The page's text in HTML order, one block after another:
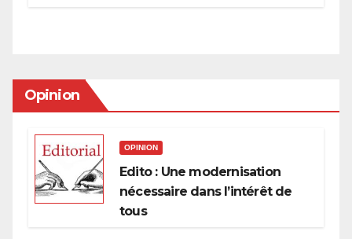
Opinion
OPINION
Edito : Une modernisation
nécessaire dans l’intérêt de
tous